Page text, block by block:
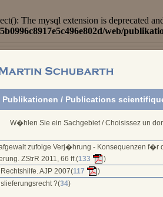
The mysql extension is deprecated
web/
Publikationen / Publications
W�hlen Sie ein Sachgebiet / Choisissez un
zufolge Verj�hrung - Konsequenzen
ZStrR 2011, 66 ff.(133
)
AJP 2007(117
)
?(34)